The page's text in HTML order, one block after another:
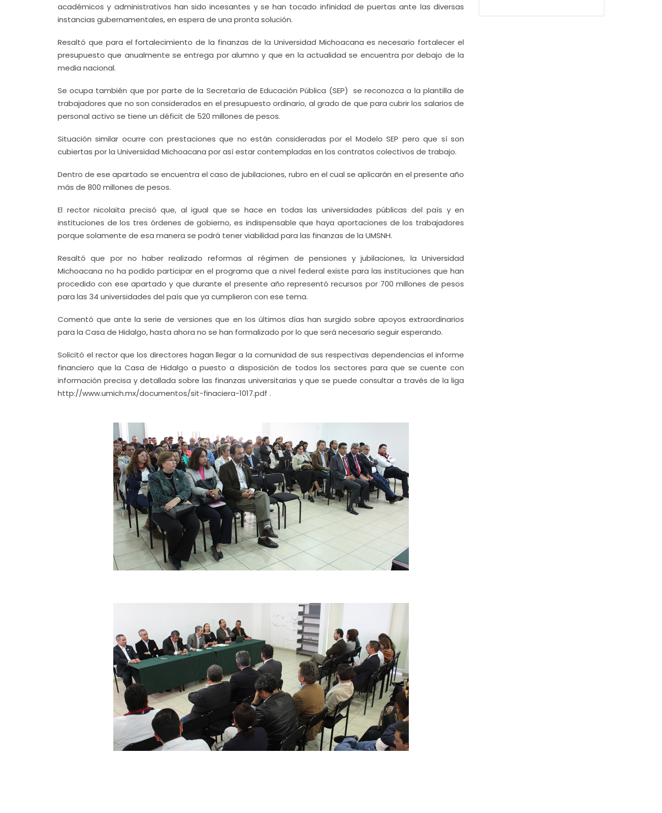
académicos y administrativos han sido incesantes y se han tocado infinidad de puertas ante las diversas
instancias gubernamentales, en espera de una pronta solución.
Resaltó que para el fortalecimiento de la finanzas de la Universidad Michoacana es necesario fortalecer el
presupuesto que anualmente se entrega por alumno y que en la actualidad se encuentra por debajo de la
media nacional.
Se ocupa también que por parte de la Secretaría de Educación Pública (SEP) se reconozca a la plantilla de
trabajadores que no son considerados en el presupuesto ordinario, al grado de que para cubrir los salarios de
personal activo se tiene un déficit de 520 millones de pesos.
Situación similar ocurre con prestaciones que no están consideradas por el Modelo SEP pero que sí son
cubiertas por la Universidad Michoacana por así estar contempladas en los contratos colectivos de trabajo.
Dentro de ese apartado se encuentra el caso de jubilaciones, rubro en el cual se aplicarán en el presente año
más de 800 millones de pesos.
El rector nicolaita precisó que, al igual que se hace en todas las universidades públicas del país y en
instituciones de los tres órdenes de gobierno, es indispensable que haya aportaciones de los trabajadores
porque solamente de esa manera se podrá tener viabilidad para las finanzas de la UMSNH.
Resaltó que por no haber realizado reformas al régimen de pensiones y jubilaciones, la Universidad
Michoacana no ha podido participar en el programa que a nivel federal existe para las instituciones que han
procedido con ese apartado y que durante el presente año representó recursos por 700 millones de pesos
para las 34 universidades del país que ya cumplieron con ese tema.
Comentó que ante la serie de versiones que en los últimos días han surgido sobre apoyos extraordinarios
para la Casa de Hidalgo, hasta ahora no se han formalizado por lo que será necesario seguir esperando.
Solicitó el rector que los directores hagan llegar a la comunidad de sus respectivas dependencias el informe
financiero que la Casa de Hidalgo a puesto a disposición de todos los sectores para que se cuente con
información precisa y detallada sobre las finanzas universitarias y que se puede consultar a través de la liga
http://www.umich.mx/documentos/sit-finaciera-1017.pdf .